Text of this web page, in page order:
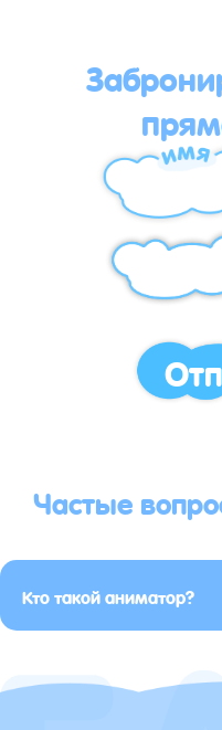
Частые
Кто такой аниматор?